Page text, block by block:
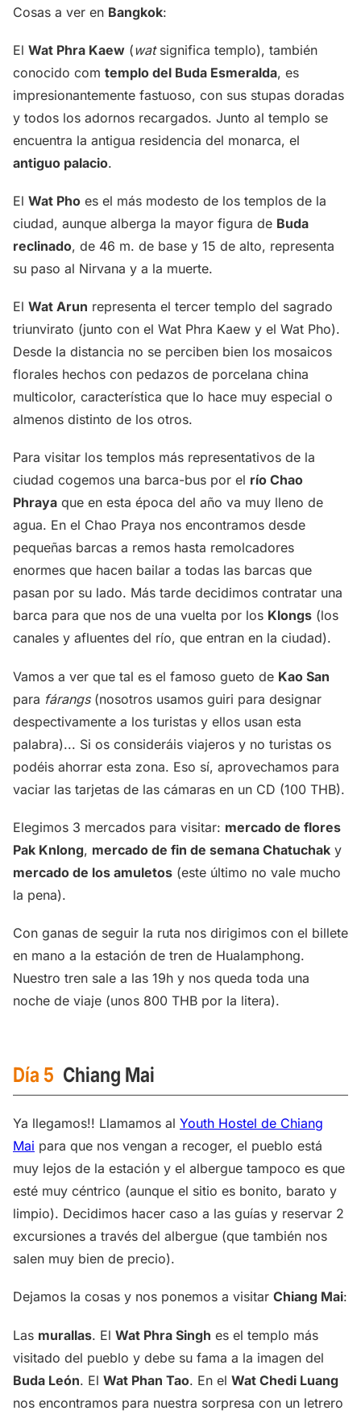
Cosas a ver en Bangkok:
El Wat Phra Kaew (watsignifica templo), también
conocido com templo del Buda Esmeralda, es
impresionantemente fastuoso, con sus stupas doradas
y todos los adornos recargados. Junto al templo se
encuentra la antigua residencia del monarca, el
antiguo palacio.
El Wat Pho es el más modesto de los templos de la
ciudad, aunque alberga la mayor figura de Buda
reclinado, de 46 m. de base y 15 de alto, representa
su paso al Nirvana y a la muerte.
El Wat Arun representa el tercer templo del sagrado
triunvirato (junto con el Wat Phra Kaew y el Wat Pho).
Desde la distancia no se perciben bien los mosaicos
florales hechos con pedazos de porcelana china
multicolor, característica que lo hace muy especial o
almenos distinto de los otros.
Para visitar los templos más representativos de la
ciudad cogemos una barca-bus por el río Chao
Phraya que en esta época del año va muy lleno de
agua. En el Chao Praya nos encontramos desde
pequeñas barcas a remos hasta remolcadores
enormes que hacen bailar a todas las barcas que
pasan por su lado. Más tarde decidimos contratar una
barca para que nos de una vuelta por los Klongs (los
canales y afluentes del río, que entran en la ciudad).
Vamos a ver que tal es el famoso gueto de Kao San
para fárangs(nosotros usamos guiri para designar
despectivamente a los turistas y ellos usan esta
palabra)... Si os consideráis viajeros y no turistas os
podéis ahorrar esta zona. Eso sí, aprovechamos para
vaciar las tarjetas de las cámaras en un CD (100 THB).
Elegimos 3 mercados para visitar: mercado de flores
Pak Knlong, mercado de fin de semana Chatuchak y
mercado de los amuletos (este último no vale mucho
la pena).
Con ganas de seguir la ruta nos dirigimos con el billete
en mano a la estación de tren de Hualamphong.
Nuestro tren sale a las 19h y nos queda toda una
noche de viaje (unos 800 THB por la litera).
Día 5 Chiang Mai
Ya llegamos!! Llamamos al Youth Hostel de Chiang
Mai para que nos vengan a recoger, el pueblo está
muy lejos de la estación y el albergue tampoco es que
esté muy céntrico (aunque el sitio es bonito, barato y
limpio). Decidimos hacer caso a las guías y reservar 2
excursiones a través del albergue (que también nos
salen muy bien de precio).
Dejamos la cosas y nos ponemos a visitar Chiang Mai:
Las murallas. El Wat Phra Singh es el templo más
visitado del pueblo y debe su fama a la imagen del
Buda León. El Wat Phan Tao. En el Wat Chedi Luang
nos encontramos para nuestra sorpresa con un letrero